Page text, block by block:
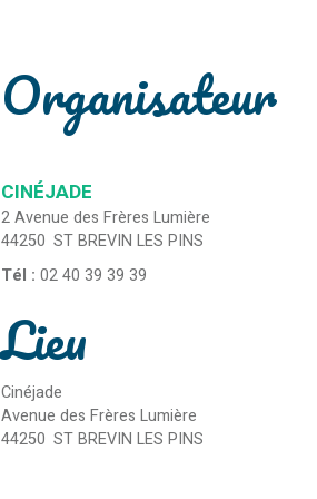
Organisateur
CINÉJADE
2 Avenue des Frères Lumière
44250 ST BREVIN LES PINS
Tél :02 40 39 39 39
Lieu
Cinéjade
Avenue des Frères Lumière
44250 ST BREVIN LES PINS